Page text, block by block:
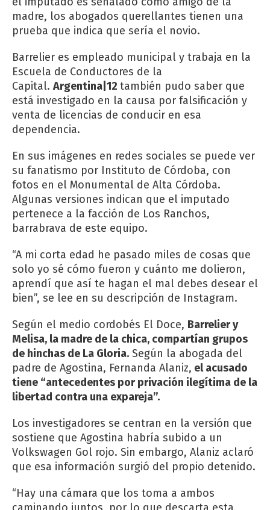
madre, los abogados querellantes tienen una
prueba que indica que sería el novio.
Barrelier es empleado municipal y trabaja en la
Escuela de Conductores de la
Capital. Argentina|12también pudo saber que
está investigado en la causa por falsificación y
venta de licencias de conducir en esa
dependencia.
En sus imágenes en redes sociales se puede ver
su fanatismo por Instituto de Córdoba, con
fotos en el Monumental de Alta Córdoba.
Algunas versiones indican que el imputado
pertenece a la facción de Los Ranchos,
barrabrava de este equipo.
“A mi corta edad he pasado miles de cosas que
solo yo sé cómo fueron y cuánto me dolieron,
aprendí que así te hagan el mal debes desear el
bien”, se lee en su descripción de Instagram.
Según el medio cordobés El Doce, Barrelier y
Melisa, la madre de la chica, compartían grupos
de hinchas de La Gloria. Según la abogada del
padre de Agostina, Fernanda Alaniz, el acusado
tiene “antecedentes por privación ilegítima de la
libertad contra una expareja”.
Los investigadores se centran en la versión que
sostiene que Agostina habría subido a un
Volkswagen Gol rojo. Sin embargo, Alaniz aclaró
que esa información surgió del propio detenido.
“Hay una cámara que los toma a ambos